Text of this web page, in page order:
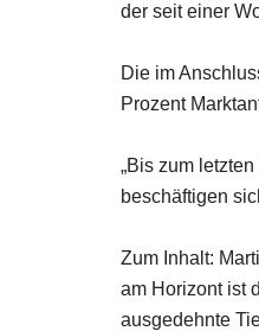
der seit einer
Die im
Prozent
„Bis zum
beschäftigen
Zum Inhalt:
am Horizont ist
ausgedehnte